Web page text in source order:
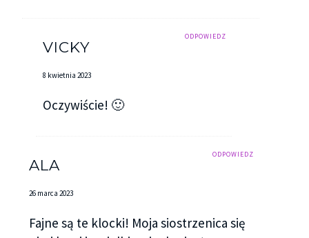
ODPOWIEDZ
VICKY
8 kwietnia 2023
Oczywiście! 🙂
ODPOWIEDZ
ALA
26 marca 2023
Fajne są te klocki! Moja siostrzenica się